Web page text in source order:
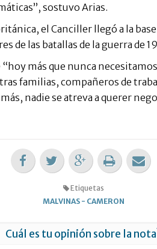
sostuvo Arias.
el Canciller llegó a la
de las batallas de la guerra de
más que nunca
familias, compañeros de
nadie se atreva a querer
Etiquetas
MALVINAS- CAMERON
Cuál es tu opinión sobre la